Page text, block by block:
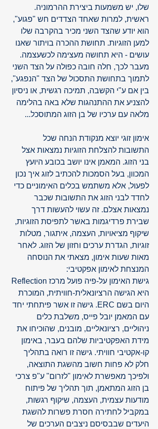
שלו, יש משמעות ביצירת ההרמוניה.
ראשית, למרות שאחד הצדדים חש "פגוע",
הוא יודע שהצד השני מכיר בהקרבה שלו
למען הזוגיות. תחושת ההכרה בויתור שאנו
עושים - היא תחושה מעצימה לכשעצמה.
מעבר לכך, חלה חובה כפולה על הצד השני
לתמוך בתחושת התסכול של הצד "הנפגע",
בין אם ע"י הקשבה, תמיכה רגשית, או ניסיון
להצניע את ההתנהגות שלא באה בהלימה
מלאה עם ערכיו של בן הזוג המתוסכל...
אימון זוגי יוצא מנקודת הנחה שכל
התשובות להצלחת הזוגיות נמצאות אצל
בני הזוג. המאמן אינו יושב בכובע היועץ
המכוון, בעל הסמכות להכתיב לזוג איך נכון
לפעול, אלא משתמש בכלים האימוניים כדי
לחדד לבני הזוג את התשובות שכבר
נמצאות אצלם. זה עשוי להעשות דרך
שבירת פרדיגמות באשר לתפיסת הזוגיות,
שיקוף מציאויות, העצמה, איתגור, מטלות
זוגיות, הגדרת ערכים וחזון של הזוג. לאחר
מאות שעות אימון, מצאתי את הנוסחה
המנצחת לאימון אפקטיבי:
היא הגישה הרציונאלית-חוויתית, המוכרת
היום בשם ERC. גישה זו אשר פיתחתי יחד
עם המאמן יובל פייס, משלבת כלים
ניהוליים, רציונאליים, מובנים, שהוכיחו את
מידת האפקטיביות שלהם בעבר, באימון
קו-אקטיבי חוויתי. גישה זו רואה בתהליך
חלק לא פחות חשוב מהשגת התוצאה,
ולפיכך מאפשרת לאימון "לזרום" ע"פ צרכי
בן הזוג המתאמן, תוך תהליך של פיתוח
מודעות עצמית, העצמה, שיקוף רגשות,
במקביל לחתירה חסרת פשרות להשגת
היעדים שבבסיסם ניצבים הערכים של